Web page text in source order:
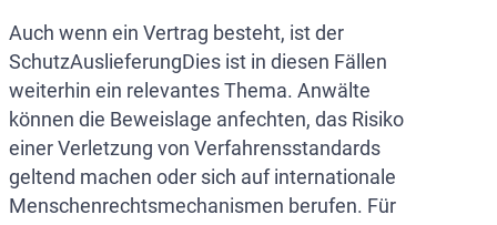
Auch wenn ein Vertrag besteht, ist der
SchutzAuslieferungDies ist in diesen Fällen
weiterhin ein relevantes Thema. Anwälte
können die Beweislage anfechten, das Risiko
einer Verletzung von Verfahrensstandards
geltend machen oder sich auf internationale
Menschenrechtsmechanismen berufen. Für